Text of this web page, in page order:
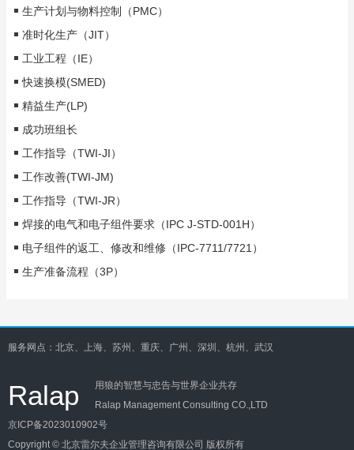
生产计划与物料控制（PMC）
准时化生产（JIT）
工业工程（IE）
快速换模(SMED)
精益生产(LP)
成功班组长
工作指导（TWI-JI）
工作改善(TWI-JM)
工作指导（TWI-JR）
焊接的电气和电子组件要求（IPC J-STD-001H）
电子组件的返工、修改和维修（IPC-7711/7721）
生产准备流程（3P）
服务网点：北京、上海、苏州、重庆、广州、深圳、杭州、武汉
Ralap
用狼的智慧与忠告与世界企业共存
Ralap Management Consulting CO.,LTD
京ICP备2023010902号
Copyright © 北京雷尔夫企业管理咨询有限公司 版权所有